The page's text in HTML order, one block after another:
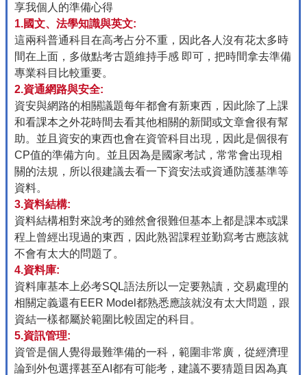
享我個人的準備心得
1.國文、法學知識與英文:
這兩科普通科目在高考占分不重，因此各人沒有花太多時
間在上面，多做點考古題維持手感 即可，把時間拿去準備
專業科目比較重要。
2.資通網路與安全:
資安與網路的相關議題每年都會有新東西，因此除了上課
和看課本之外花時間去看其他相關的新聞或文章會很有幫
助。並且資安的東西也會在資管科目出現，因此是個很有
CP值的準備方向。並且因為是國家考試，常常會出現相
關的法規，所以很建議去看一下資安法或資通防護基準等
資料。
3.資料結構:
資料結構相對來說考的雖然會很難但基本上都是課本或課
程上曾經出現過的東西，因此熟習課程並勤寫考古應該就
不會有太大的問題了。
4.資料庫:
資料庫基本上必考SQL語法所以一定要熟讀，交易處理的
相關定義還有EER Model都熟悉應該就沒有太大問題，跟
資結一樣都屬於範圍比較固定的科目。
5.資訊管理:
資管是個人覺得最難準備的一科，範圍非常廣，從經濟理
論到外包選擇甚至AI都有可能考，建議不要猜題目因為真